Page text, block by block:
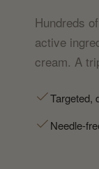
Hundreds
active
cream. A
Targeted,
Needle-